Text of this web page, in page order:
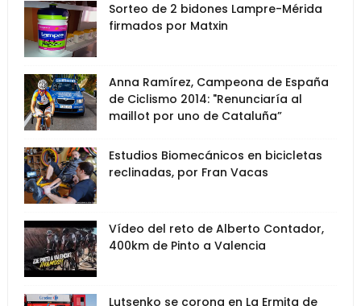
Sorteo de 2 bidones Lampre-Mérida
firmados por Matxin
Anna Ramírez, Campeona de España
de Ciclismo 2014: "Renunciaría al
maillot por uno de Cataluña”
Estudios Biomecánicos en bicicletas
reclinadas, por Fran Vacas
Vídeo del reto de Alberto Contador,
400km de Pinto a Valencia
Lutsenko se corona en La Ermita de